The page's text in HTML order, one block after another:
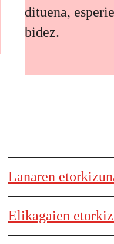
dituena,
bidez.
Lanaren
Elikagaien